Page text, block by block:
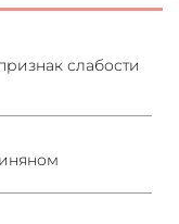
слабости
лекцией в
шоки и